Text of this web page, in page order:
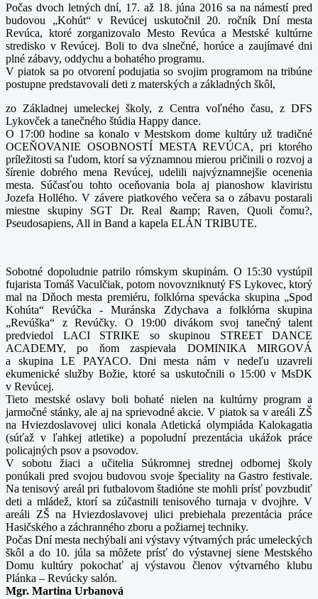
Počas dvoch letných dní, 17. až 18. júna 2016 sa na námestí pred
budovou „Kohút“ v Revúcej uskutočnil 20. ročník Dní mesta
Revúca, ktoré zorganizovalo Mesto Revúca a Mestské kultúrne
stredisko v Revúcej. Boli to dva slnečné, horúce a zaujímavé dni
plné zábavy, oddychu a bohatého programu.
V piatok sa po otvorení podujatia so svojim programom na tribúne
postupne predstavovali deti z materských a základných škôl,
zo Základnej umeleckej školy, z Centra voľného času, z DFS
Lykovček a tanečného štúdia Happy dance.
O 17:00 hodine sa konalo v Mestskom dome kultúry už tradičné
OCEŇOVANIE OSOBNOSTÍ MESTA REVÚCA, pri ktorého
príležitosti sa ľudom, ktorí sa významnou mierou pričinili o rozvoj a
šírenie dobrého mena Revúcej, udelili najvýznamnejšie ocenenia
mesta. Súčasťou tohto oceňovania bola aj pianoshow klaviristu
Jozefa Hollého. V závere piatkového večera sa o zábavu postarali
miestne skupiny SGT Dr. Real &amp; Raven, Quoli čomu?,
Pseudosapiens, All in Band a kapela ELÁN TRIBUTE.
Sobotné dopoludnie patrilo rómskym skupinám. O 15:30 vystúpil
fujarista Tomáš Vaculčiak, potom novovzniknutý FS Lykovec, ktorý
mal na Dňoch mesta premiéru, folklórna spevácka skupina „Spod
Kohúta“ Revúčka - Muránska Zdychava a folklórna skupina
„Revúška“ z Revúčky. O 19:00 divákom svoj tanečný talent
predviedol LACI STRIKE so skupinou STREET DANCE
ACADEMY, po ňom zaspievala DOMINIKA MIRGOVÁ
a skupina LE PAYACO. Dni mesta nám v nedeľu uzavreli
ekumenické služby Božie, ktoré sa uskutočnili o 15:00 v MsDK
v Revúcej.
Tieto mestské oslavy boli bohaté nielen na kultúrny program a
jarmočné stánky, ale aj na sprievodné akcie. V piatok sa v areáli ZŠ
na Hviezdoslavovej ulici konala Atletická olympiáda Kalokagatia
(súťaž v ľahkej atletike) a popoludní prezentácia ukážok práce
policajných psov a psovodov.
V sobotu žiaci a učitelia Súkromnej strednej odbornej školy
ponúkali pred svojou budovou svoje špeciality na Gastro festivale.
Na tenisový areál pri futbalovom štadióne ste mohli prísť povzbudiť
deti a mládež, ktorí sa zúčastnili tenisového turnaja v dvojhre. V
areáli ZŠ na Hviezdoslavovej ulici prebiehala prezentácia práce
Hasičského a záchranného zboru a požiarnej techniky.
Počas Dní mesta nechýbali ani výstavy výtvarných prác umeleckých
škôl a do 10. júla sa môžete prísť do výstavnej siene Mestského
Domu kultúry pokochať aj výstavou členovvýtvarného klubu
Plánka – Revúcky salón.
Mgr. Martina Urbanová